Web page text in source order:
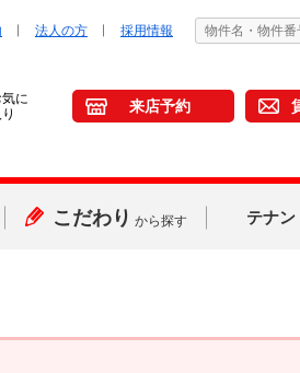
法人の方 採用情報
気に
来店予約
こだわり から探す テナ